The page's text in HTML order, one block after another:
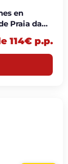
en
Praia da
114€ p.p.